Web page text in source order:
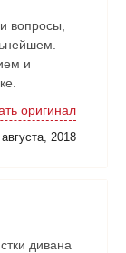
вопросы,
и
Работа
оригинал
2018
дивана